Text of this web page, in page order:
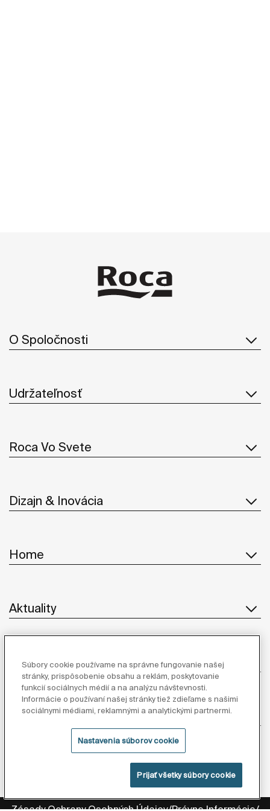
O Spoločnosti
Udržateľnosť
Roca Vo Svete
Dizajn & Inovácia
Home
Aktuality
Služby
Dodávatelia
Sledujte nás
Súbory cookie používame na správne fungovanie našej
stránky, prispôsobenie obsahu a reklám, poskytovanie
funkcií sociálnych médií a na analýzu návštevnosti.
Informácie o používaní našej stránky tiež zdieľame s našimi
sociálnymi médiami, reklamnými a analytickými partnermi.
Nastavenia súborov cookie
Prijať všetky súbory cookie